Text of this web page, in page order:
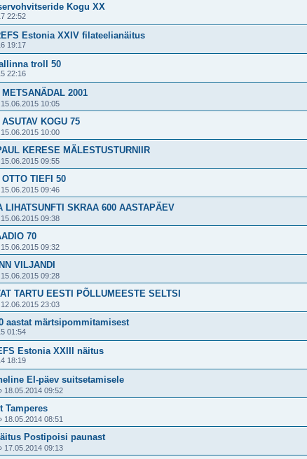
Kogu XX
22:52
Estonia XXIV filateelianäitus
19:17
troll 50
22:16
2001
15.06.2015 10:05
KOGU 75
15.06.2015 10:00
KERESE MÄLESTUSTURNIIR
15.06.2015 09:55
TIEFI 50
15.06.2015 09:46
LIHATSUNFTI SKRAA 600 AASTAPÄEV
15.06.2015 09:38
70
15.06.2015 09:32
VILJANDI
15.06.2015 09:28
TARTU EESTI PÕLLUMEESTE SELTSI
12.06.2015 23:03
aastat märtsipommitamisest
01:54
Estonia XXIII näitus
18:19
EI-päev suitsetamisele
18.05.2014 09:52
Tamperes
18.05.2014 08:51
Postipoisi paunast
17.05.2014 09:13